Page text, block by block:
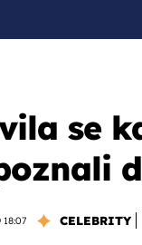
se
18:07 CELEBRITY